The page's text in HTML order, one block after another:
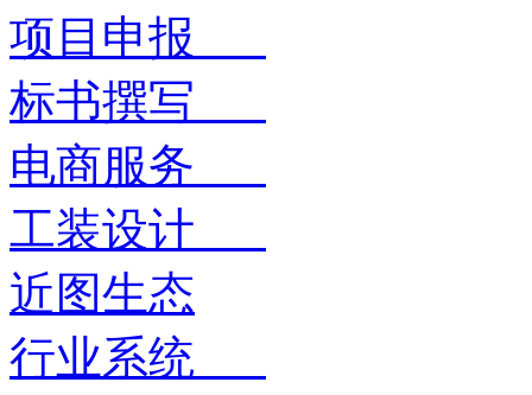
项目申报
标书撰写
电商服务
工装设计
近图生态
行业系统